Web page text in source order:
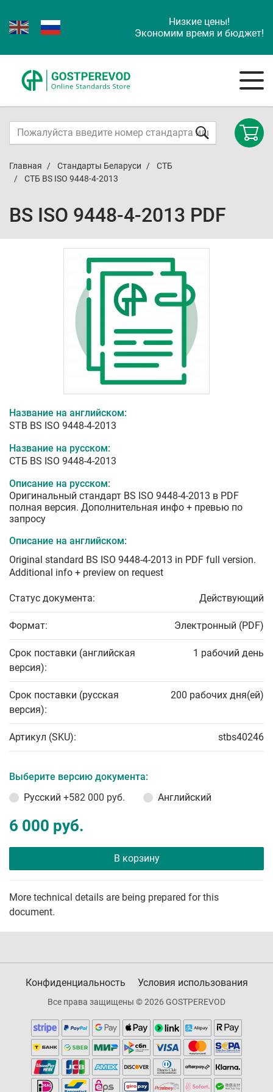
Низкие цены!
Экономим время и бюджет!
Главная Стандарты Беларуси
СТБ
СТБ BS ISO 9448-4-2013
BS ISO 9448-4-2013 PDF
Название на английском:
STB BS ISO 9448-4-2013
Название на русском:
СТБ BS ISO 9448-4-2013
Описание на русском:
Оригинальный стандарт BS ISO 9448-4-2013 в PDF
полная версия. Дополнительная инфо + превью по
запросу
Описание на английском:
Original standard BS ISO 9448-4-2013 in PDF full version.
Additional info + preview on request
Статус документа: Действующий
Формат: Электронный (PDF)
Срок поставки (английская
версия):
1 рабочий день
Срок поставки (русская
версия):
200 рабочих дня(ей)
Артикул (SKU): stbs40246
Выберите версию документа:
Русский +582 000 руб. Английский
6 000 руб.
В корзину
More technical details are being prepared for this
document.
Конфиденциальность Условия использования
Все права защищены © 2026 GOSTPEREVOD